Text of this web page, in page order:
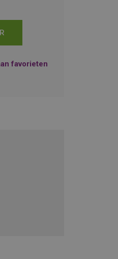
favorieten